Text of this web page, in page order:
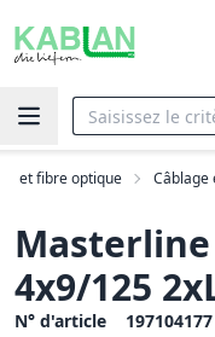
et fibre optique Câblage
Masterline
4x9/125
N° d'article 197104177